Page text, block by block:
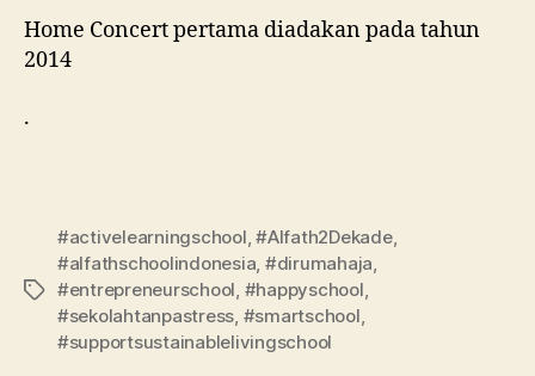
Home Concert pertama diadakan pada tahun
2014
.
#activelearningschool,#Alfath2Dekade,
#alfathschoolindonesia, #dirumahaja,
#entrepreneurschool, #happyschool,
#sekolahtanpastress, #smartschool,
#supportsustainablelivingschool